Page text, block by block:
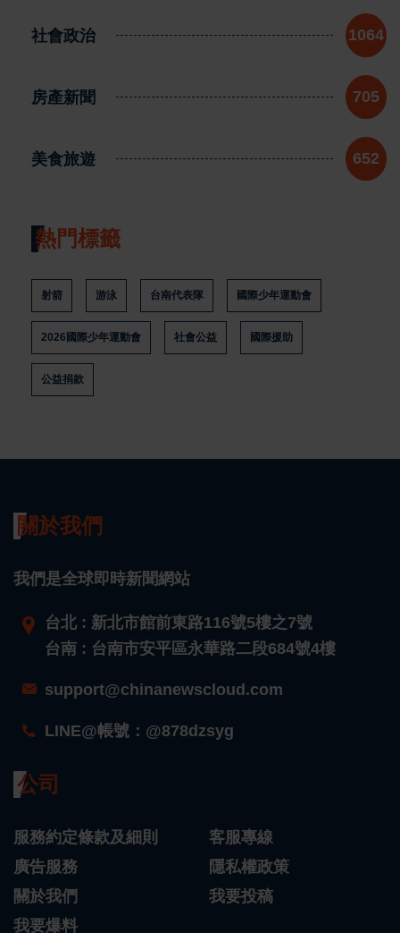
社會政治 1064
房產新聞 705
美食旅遊 652
熱門標籤
射箭 游泳 台南代表隊 國際少年運動會
2026國際少年運動會 社會公益 國際援助
公益捐款
關於我們
我們是全球即時新聞網站
台北 : 新北市館前東路116號5樓之7號
台南 : 台南市安平區永華路二段684號4樓
support@chinanewscloud.com
LINE@帳號：@878dzsyg
公司
服務約定條款及細則
客服專線
廣告服務
隱私權政策
關於我們
我要投稿
我要爆料